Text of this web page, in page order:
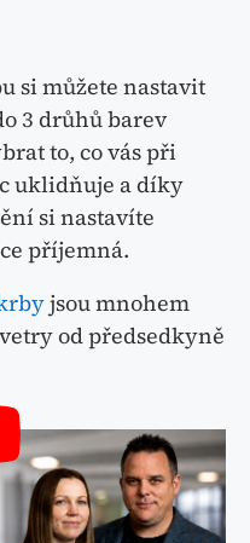
si můžete nastavit
3 drůhů barev
to, co vás při
uklidňuje a díky
si nastavíte
příjemná.
jsou mnohem
od předsedkyně